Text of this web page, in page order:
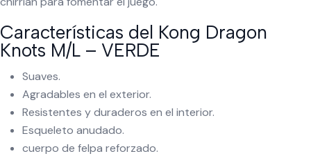
Características del Kong Dragon
Knots M/L – VERDE
Suaves.
Agradables en el exterior.
Resistentes y duraderos en el interior.
Esqueleto anudado.
cuerpo de felpa reforzado.